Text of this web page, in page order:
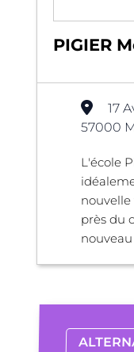
PIGIER
17
57000
L'école
nouvelle
près du
nouveau